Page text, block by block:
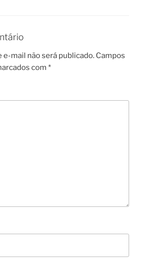
e-mail não será publicado. Campos
com *